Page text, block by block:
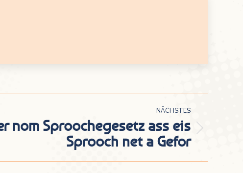
NÄCHSTES
nom Sproochegesetz ass eis
Sprooch net a Gefor